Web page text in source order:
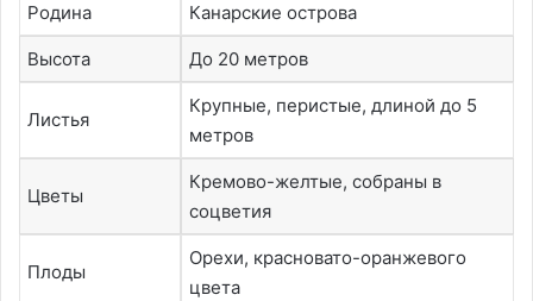
Родина Канарские острова
Высота До 20 метров
Листья
Крупные, перистые, длиной до 5
метров
Цветы
Кремово-желтые, собраны в
соцветия
Плоды
Орехи, красновато-оранжевого
цвета